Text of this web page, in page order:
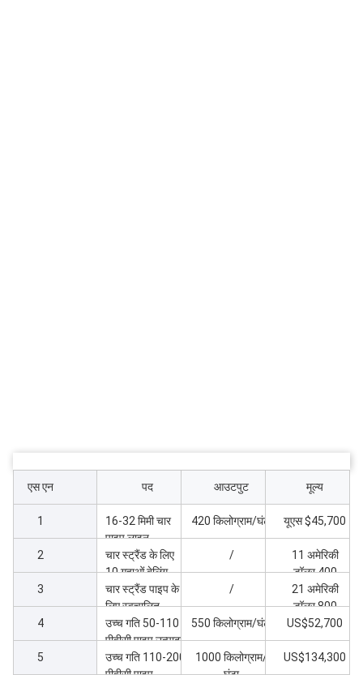
एस एन पद आउटपुट मूल्य
1
16-32 मिमी चार
पाइप लाइन
65/132-45kw
extruder के साथ
420 किलोग्राम/घंटा यूएस $45,700
2
चार स्ट्रैंड के लिए
10 गुहाओं बेलिंग
मशीन नलिका पाइप
लाइन 16-32
/
11 अमेरिकी
डॉलर,400
3
चार स्ट्रैंड पाइप के
लिए स्वचालित
पैकेजिंग मशीन 16-
32 मशीन
/
21 अमेरिकी
डॉलर,800
4
उच्च गति 50-110
पीवीसी पाइप उत्पादन
लाइन
550 किलोग्राम/घंटा US$52,700
5
उच्च गति 110-200
1000 किलोग्राम/
US$134,300